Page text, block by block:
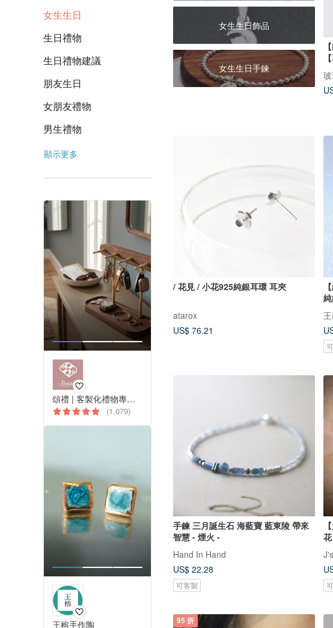
女生生日
生日禮物
生日禮物建議
朋友生日
女朋友禮物
男生禮物
顯示更多
頌禮 | 客製化禮物專門店
(1,079)
王榕手作陶
女生生日飾品
女生生日手鍊
/ 花見 / 小花925純銀耳環 耳夾
atarox
US$ 76.21
手鍊 三月誕生石 海藍寶 藍東陵 帶來
智慧 - 煙火 -
Hand In Hand
US$ 22.28
可客製
95 折